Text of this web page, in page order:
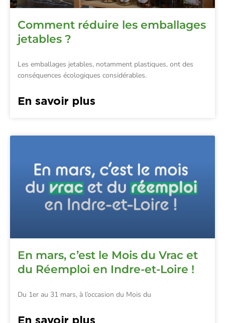
Comment réduire les emballages
jetables ?
Les emballages jetables, notamment plastiques, ont des
conséquences écologiques considérables.
En savoir plus
En mars, c’est le Mois du Vrac et
du Réemploi en Indre-et-Loire !
Du 1er au 31 mars, à l’occasion du Mois du
En savoir plus